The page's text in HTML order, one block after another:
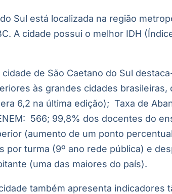
Sul está localizada na região
A cidade possui o melhor IDH
de São Caetano do Sul
às grandes cidades
6,2 na última edição); Taxa de
566; 99,8% dos docentes do
(aumento de um ponto
por turma (9º ano rede pública) e
(uma das maiores do país).
também apresenta